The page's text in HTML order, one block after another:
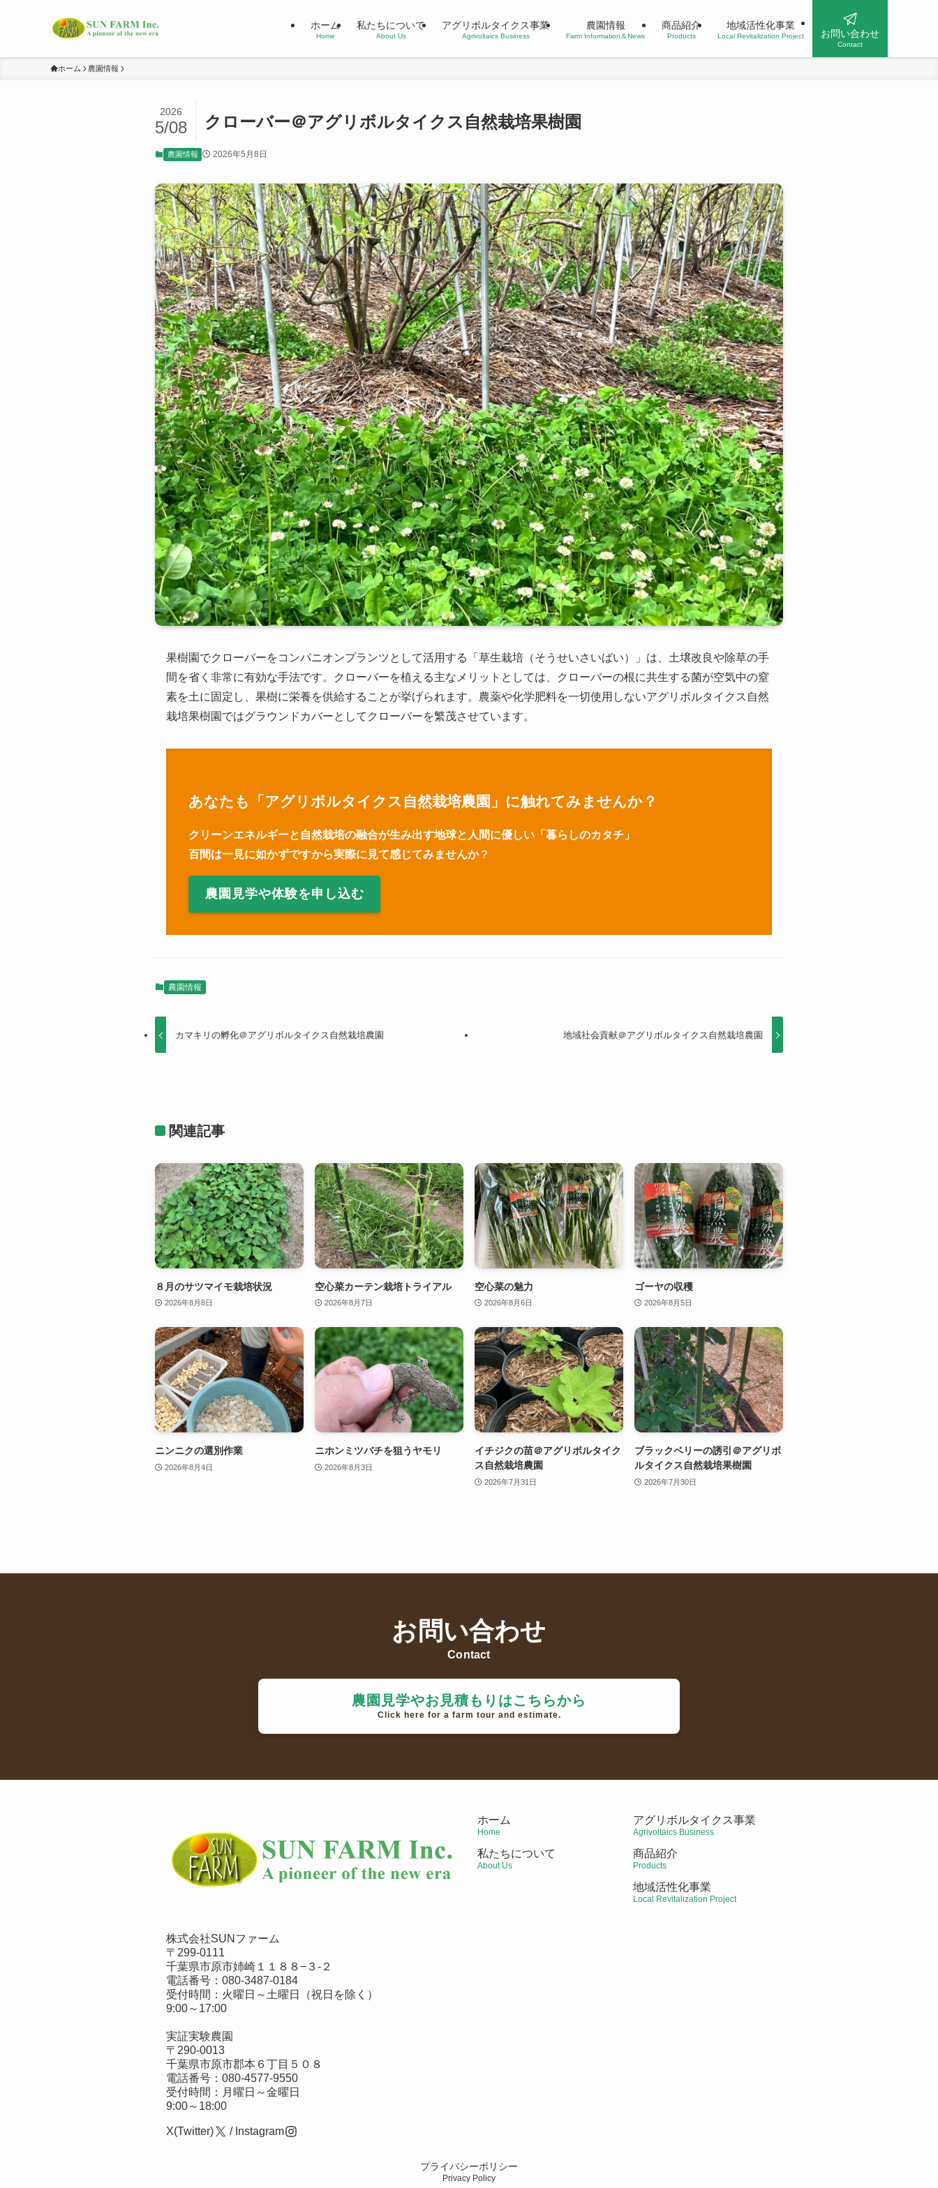
ホーム
Home
私たちについて
About Us
アグリボルタイクス事業
Agrivoltaics Business
農園情報
Farm Information＆News
商品紹介
Products
地域活性化事業
Local Revitalization Project お問い合わせ
Contact
ホーム 農園情報
クローバー＠アグリボルタイクス自然栽培果樹園
2026
5/08
農園情報 2026年5月8日
果樹園でクローバーをコンパニオンプランツとして活用する「草生栽培（そうせいさいばい）」は、土壌改良や除草の手
間を省く非常に有効な手法です。クローバーを植える主なメリットとしては、クローバーの根に共生する菌が空気中の窒
素を土に固定し、果樹に栄養を供給することが挙げられます。農薬や化学肥料を一切使用しないアグリボルタイクス自然
栽培果樹園ではグラウンドカバーとしてクローバーを繁茂させています。
あなたも「アグリボルタイクス自然栽培農園」に触れてみませんか？
クリーンエネルギーと自然栽培の融合が生み出す地球と人間に優しい「暮らしのカタチ」
百間は一見に如かずですから実際に見て感じてみませんか？
農園見学や体験を申し込む
農園情報
カマキリの孵化＠アグリボルタイクス自然栽培農園 地域社会貢献＠アグリボルタイクス自然栽培農園
関連記事
８月のサツマイモ栽培状況
2026年8月8日
空心菜カーテン栽培トライアル
2026年8月7日
空心菜の魅力
2026年8月6日
ゴーヤの収穫
2026年8月5日
ニンニクの選別作業
2026年8月4日
ニホンミツバチを狙うヤモリ
2026年8月3日
イチジクの苗＠アグリボルタイク
ス自然栽培農園
2026年7月31日
ブラックベリーの誘引＠アグリボ
ルタイクス自然栽培果樹園
2026年7月30日
お問い合わせ
Contact
農園見学やお見積もりはこちらから
Click here for a farm tour and estimate.
株式会社SUNファーム
〒299-0111
千葉県市原市姉崎１１８８−３-２
電話番号： 080-3487-0184
受付時間：火曜日～土曜日（祝日を除く）
9:00～17:00
実証実験農園
〒290-0013
千葉県市原市郡本６丁目５０８
電話番号： 080-4577-9550
受付時間：月曜日～金曜日
9:00～18:00
X(Twitter) / Instagram
ホーム
Home
私たちについて
About Us
アグリボルタイクス事業
Agrivoltaics Business
商品紹介
Products
地域活性化事業
Local Revitalization Project
プライバシーポリシー
Privacy Policy